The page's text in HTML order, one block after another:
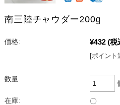
南三陸チャウダー200g
価格: ¥432 (税
[ポイント
数量:
在庫: 〇